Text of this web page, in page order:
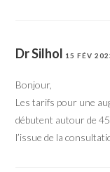
Dr Silhol 15 FÉV
Bonjour,
Les tarifs pour une
débutent autour de
l’issue de la